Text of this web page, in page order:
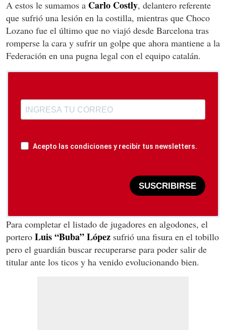
A estos le sumamos a Carlo Costly, delantero referente
que sufrió una lesión en la costilla, mientras que Choco
Lozano fue el último que no viajó desde Barcelona tras
romperse la cara y sufrir un golpe que ahora mantiene a la
Federación en una pugna legal con el equipo catalán.
Acepto las condiciones y recibir tus newsletters.
SUSCRIBIRSE
Para completar el listado de jugadores en algodones, el
portero Luis “Buba” López sufrió una fisura en el tobillo
pero el guardián buscar recuperarse para poder salir de
titular ante los ticos y ha venido evolucionando bien.